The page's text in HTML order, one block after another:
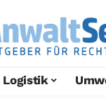
Logistik